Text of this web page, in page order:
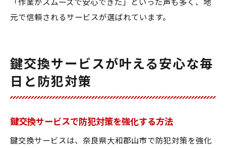
「作業がスムーズで安心できた」といった声も多く、地
元で信頼されるサービスが選ばれています。
鍵交換サービスが叶える安心な毎
日と防犯対策
鍵交換サービスで防犯対策を強化する方法
鍵交換サービスは、奈良県大和郡山市で防犯対策を強化